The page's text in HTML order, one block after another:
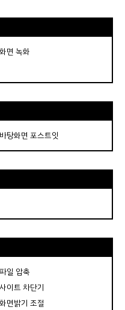
면 녹화
탕화면 포스트잇
일 압축
이트 차단기
면밝기 조절